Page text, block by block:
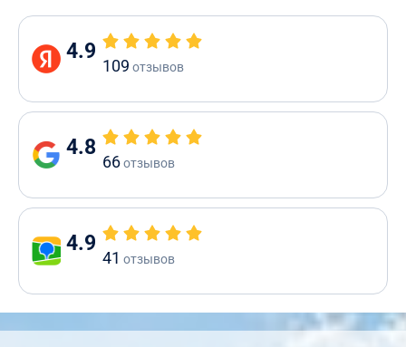
4.9
109 отзывов
4.8
66отзывов
4.9
41 отзывов